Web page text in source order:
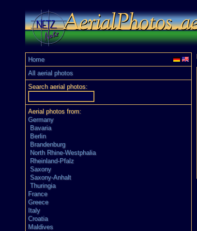
Home
All aerial photos
Search aerial photos:
Aerial photos from:
Germany
Bavaria
Berlin
Brandenburg
North Rhine-Westphalia
Rheinland-Pfalz
Saxony
Saxony-Anhalt
Thuringia
France
Greece
Italy
Croatia
Maldives